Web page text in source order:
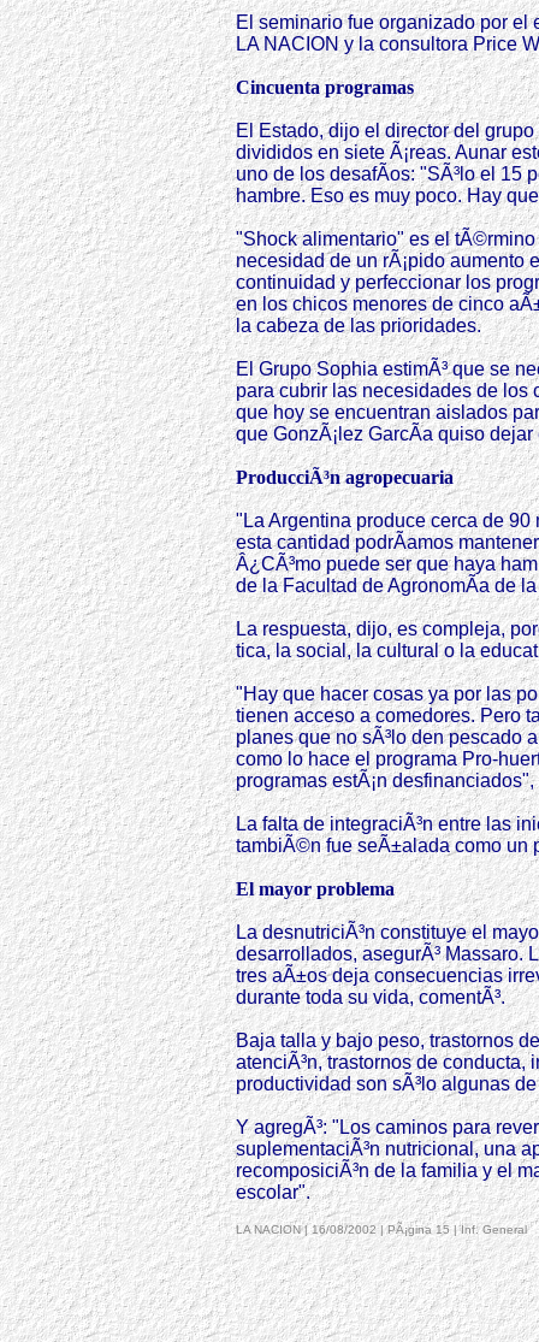
El seminario fue organizado por el
LA NACION y la consultora Price
Cincuenta programas
El Estado, dijo el director del
divididos en siete Ã¡reas. Aunar
uno de los desafÃ­os: "SÃ³lo el 15
hambre. Eso es muy poco. Hay
"Shock alimentario" es el
necesidad de un rÃ¡pido aumento
continuidad y perfeccionar los
en los chicos menores de cinco
la cabeza de las prioridades.
El Grupo Sophia estimÃ³ que se
para cubrir las necesidades de los
que hoy se encuentran aislados
que GonzÃ¡lez GarcÃ­a quiso dejar
ProducciÃ³n agropecuaria
"La Argentina produce cerca de
esta cantidad podrÃ­amos
Â¿CÃ³mo puede ser que haya
de la Facultad de AgronomÃ­a de
La respuesta, dijo, es compleja,
tica, la social, la cultural o la
"Hay que hacer cosas ya por las
tienen acceso a comedores. Pero
planes que no sÃ³lo den pescado
como lo hace el programa Pro-
programas estÃ¡n desfinanciados",
La falta de integraciÃ³n entre las
tambiÃ©n fue seÃ±alada como un
El mayor problema
La desnutriciÃ³n constituye el
desarrollados, asegurÃ³ Massaro.
tres aÃ±os deja consecuencias
durante toda su vida, comentÃ³.
Baja talla y bajo peso, trastornos
atenciÃ³n, trastornos de
productividad son sÃ³lo algunas
Y agregÃ³: "Los caminos para
suplementaciÃ³n nutricional, una
recomposiciÃ³n de la familia y el
escolar".
LA NACION | 16/08/2002 | PÃ¡gina 15 | Inf. General